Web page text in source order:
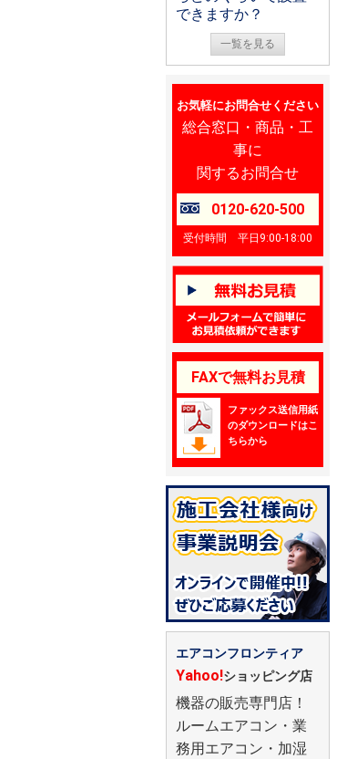
できますか？
一覧を見る
お気軽にお問合せください
総合窓口・商品・工
事に
関するお問合せ
0120-620-500
受付時間 平日9:00-18:00
FAXで無料お見積
ファックス送信用紙
のダウンロードはこ
ちらから
エアコンフロンティア
Yahoo!ショッピング店
機器の販売専門店！
ルームエアコン・業
務用エアコン・加湿